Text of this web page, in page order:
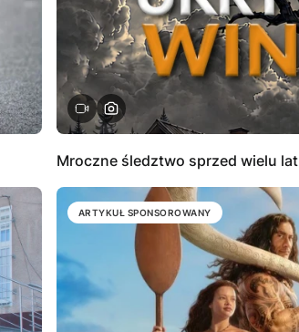
Mroczne śledztwo sprzed wielu lat
ARTYKUŁ SPONSOROWANY